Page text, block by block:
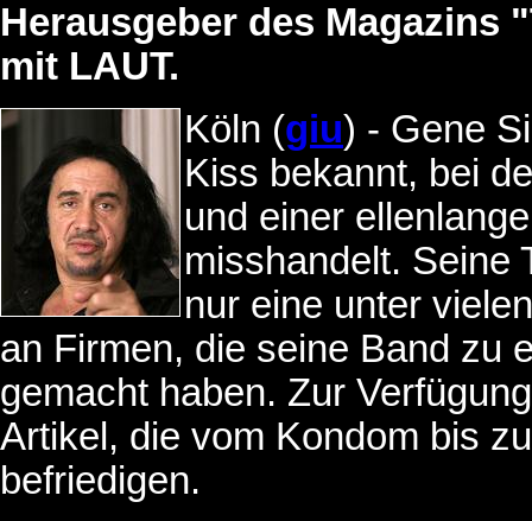
Herausgeber des Magazins
mit LAUT.
Köln (giu) - Gene
Kiss bekannt, bei
und einer
misshandelt. Seine
nur eine unter
an Firmen, die seine Band zu
gemacht haben. Zur
Artikel, die vom Kondom bis
befriedigen.